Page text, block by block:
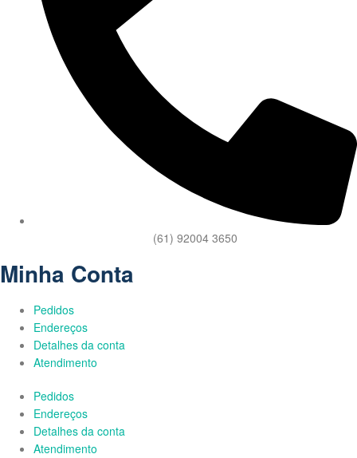
(61) 92004 3650
Minha Conta
Pedidos
Endereços
Detalhes da conta
Atendimento
Pedidos
Endereços
Detalhes da conta
Atendimento